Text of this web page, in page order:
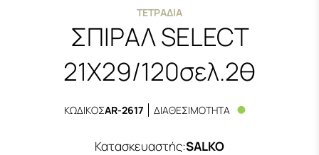
ΤΕΤΡΆΔΙΑ
ΣΠΙΡΑΛ SELECT
21X29/120σελ.2θ
ΚΩΔΙΚΟΣAR-2617 ΔΙΑΘΕΣΙΜΟΤΗΤΑ
Κατασκευαστής:SALKO